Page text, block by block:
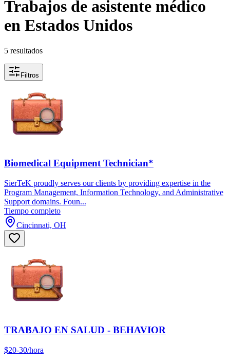
Trabajos de asistente médico
en Estados Unidos
5 resultados
Filtros
Biomedical Equipment Technician*
SierTeK proudly serves our clients by providing expertise in the
Program Management, Information Technology, and Administrative
Support domains. Foun...
Tiempo completo
Cincinnati, OH
TRABAJO EN SALUD - BEHAVIOR
$20-30/hora